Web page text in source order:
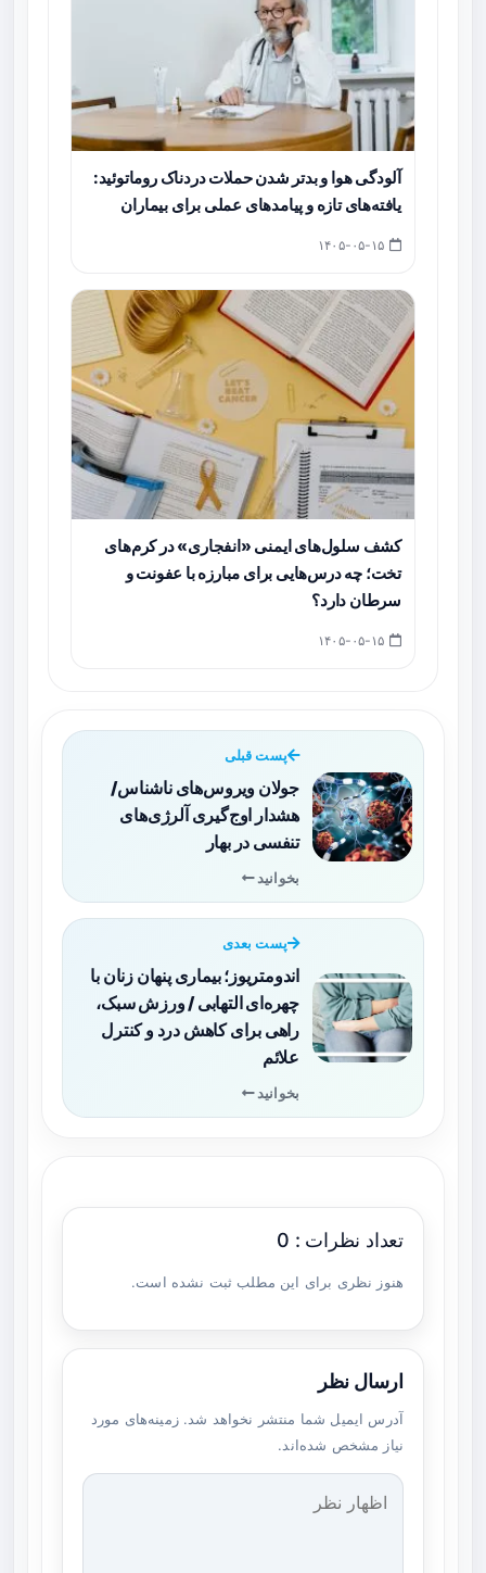
آلودگی هوا و بدتر شدن حملات دردناک روماتوئید:
یافته‌های تازه و پیامدهای عملی برای بیماران
کشف سلول‌های ایمنی «انفجاری» در کرم‌های
تخت؛ چه درس‌هایی برای مبارزه با عفونت و
سرطان دارد؟
پست قبلی
جولان ویروس‌های ناشناس/
هشدار اوج‌گیری آلرژی‌های
تنفسی در بهار
بخوانید
پست بعدی
اندومتریوز؛ بیماری پنهان زنان با
چهره‌ای التهابی / ورزش سبک،
راهی برای کاهش درد و کنترل
علائم
بخوانید
تعداد نظرات : 0
هنوز نظری برای این مطلب ثبت نشده است.
ارسال نظر
آدرس ایمیل شما منتشر نخواهد شد. زمینه‌های مورد
نیاز مشخص شده‌اند.